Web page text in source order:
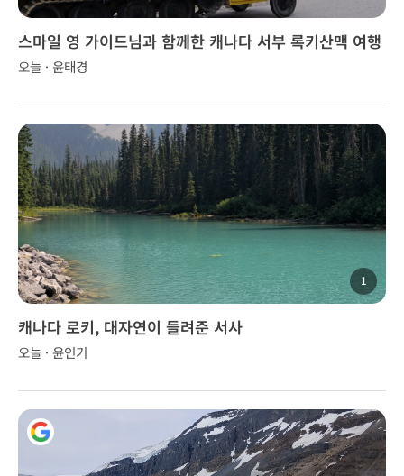
스마일 영 가이드님과 함께한 캐나다 서부 록키산맥 여행
오늘 · 윤태경
1
캐나다 로키, 대자연이 들려준 서사
오늘 · 윤인기